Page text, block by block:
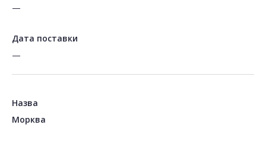
—
Дата поставки
—
Назва
Морква